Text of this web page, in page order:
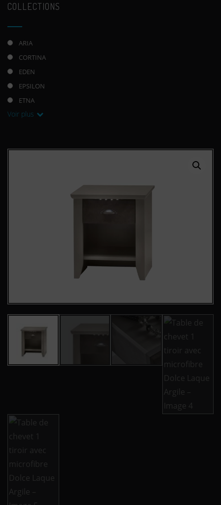
COLLECTIONS
ARIA
CORTINA
EDEN
EPSILON
ETNA
Voir plus